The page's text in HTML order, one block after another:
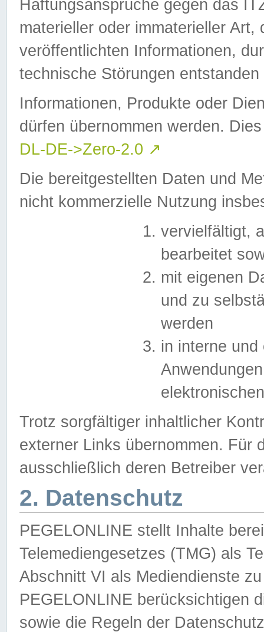
Haftungsansprüche gegen das
materieller oder immaterieller
veröffentlichten Informationen,
technische Störungen
Informationen, Produkte oder
dürfen übernommen werden.
DL-DE->Zero-2.0 ↗
Die bereitgestellten Daten und
nicht kommerzielle Nutzung
vervielfältigt,
bearbeitet
mit eigenen
und zu
werden
in interne
Trotz sorgfältiger inhaltlicher
externer Links übernommen. Für
ausschließlich deren Betreiber
2. Datenschutz
PEGELONLINE stellt Inhalte
Telemediengesetzes (TMG) als
Abschnitt VI als Mediendienste
PEGELONLINE berücksichtigen
sowie die Regeln der